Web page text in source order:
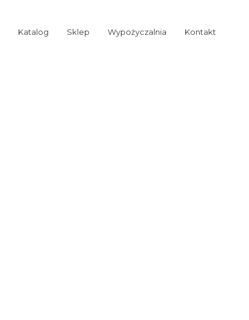
Katalog Sklep Wypożyczalnia Kontakt